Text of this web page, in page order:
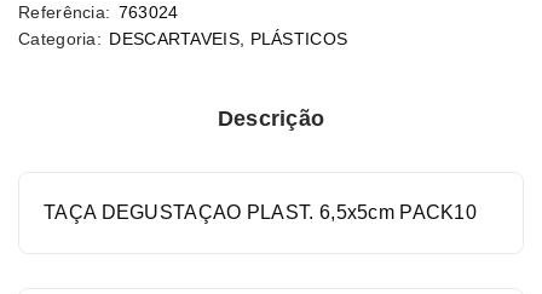
Referência: 763024
Categoria: DESCARTAVEIS, PLÁSTICOS
Descrição
TAÇA DEGUSTAÇAO PLAST. 6,5x5cm PACK10